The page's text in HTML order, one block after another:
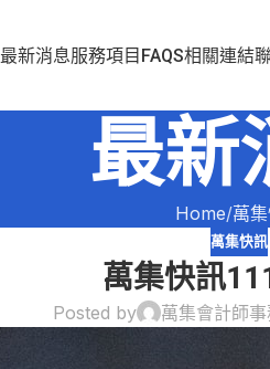
最新消息服務項目 FAQS相關連結
最新
Home 萬
萬集快訊
萬集快訊
Posted by 萬集會計師